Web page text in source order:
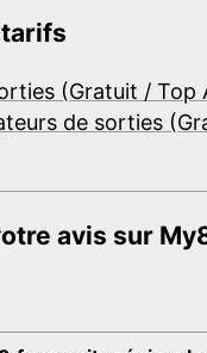
(Gratuit / Top
de sorties
avis sur